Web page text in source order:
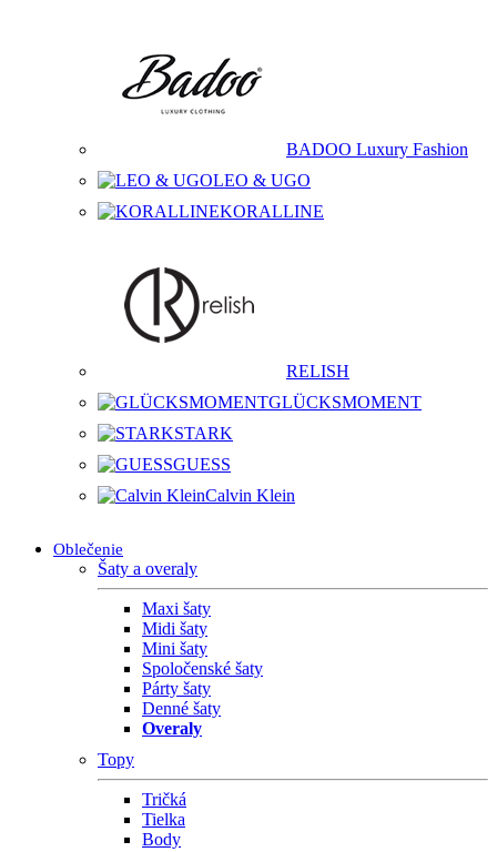
BADOO Luxury Fashion
LEO & UGO
KORALLINE
RELISH
GLÜCKSMOMENT
STARK
GUESS
Calvin Klein
Oblečenie
Šaty a overaly
Maxi šaty
Midi šaty
Mini šaty
Spoločenské šaty
Párty šaty
Denné šaty
Overaly
Topy
Tričká
Tielka
Body